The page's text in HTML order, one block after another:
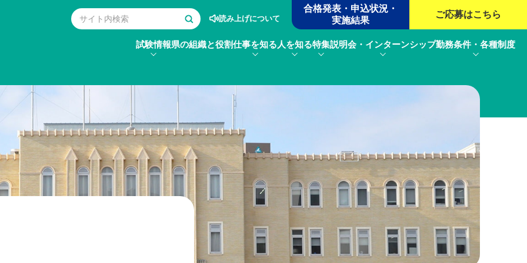
読み上げについて
合格発表・申込状況・
実施結果
ご応募はこちら
試験情報県の組織と役割仕事を知る 人を知る特集説明会・インターンシップ勤務条件・各種制度